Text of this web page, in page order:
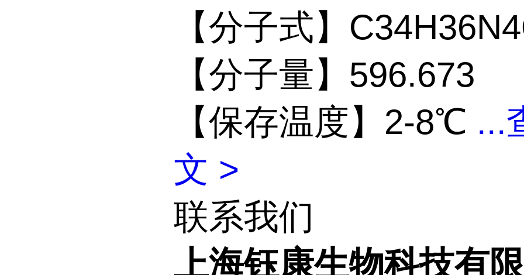
【分子式】
【分子量】596.673
【保存温度】2-8℃ ...
文 >
联系我们
上海钰康生物科技有